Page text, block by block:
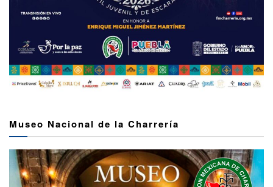
Museo Nacional de la Charrería